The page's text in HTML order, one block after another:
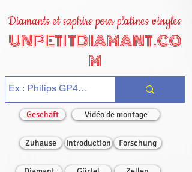
Diamants et saphirs pour platines vinyles
UNPETITDIAMANT.CO
M
Geschäft Vidéo de montage
Zuhause Introduction Forschung